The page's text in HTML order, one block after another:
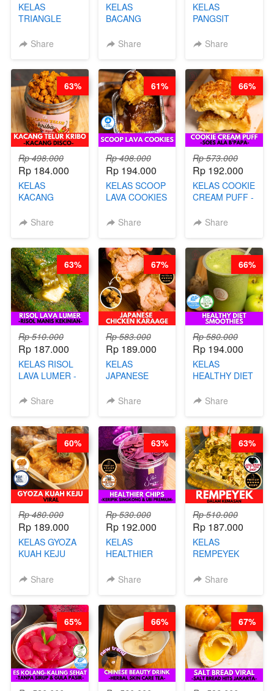
KELAS
TRIANGLE
CAKE BOLU
Share
KELAS
BACANG
PREMIUM
Share
KELAS
PANGSIT
LENGKAP
PANGSIT -BY
CHEF DITA
Share
Rp 498.000
Rp 184.000
KELAS
KACANG
KACANG
Share
63%
Rp 498.000
Rp 194.000
KELAS SCOOP
LAVA COOKIES
Share
61%
Rp 573.000
Rp 192.000
KELAS COOKIE
CREAM PUFF -
B’PAPA-BY
Share
66%
Rp 510.000
Rp 187.000
KELAS RISOL
LAVA LUMER -
KEKINIAN-BY
Share
63%
Rp 583.000
Rp 189.000
KELAS
JAPANESE
KARAAGE - BY
Share
67%
Rp 580.000
Rp 194.000
KELAS
HEALTHY DIET
BY BARISTA
Share
66%
Rp 480.000
Rp 189.000
KELAS GYOZA
KUAH KEJU
CHEF DITA
Share
60%
Rp 530.000
Rp 192.000
KELAS
HEALTHIER
KERIPIK
BY CHEF DITA
Share
63%
Rp 510.000
Rp 187.000
KELAS
REMPEYEK
KEMASAN - BY
Share
63%
65% 66% 67%